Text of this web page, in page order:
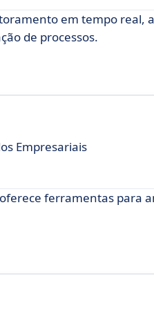
em tempo real,
de processos.
Empresariais
ferramentas para